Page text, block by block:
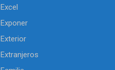
Excel
Exponer
Exterior
Extranjeros